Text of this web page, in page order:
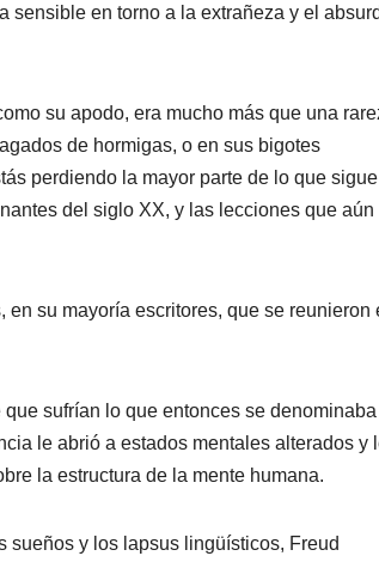
sensible en torno a la extrañeza y el
su apodo, era mucho más que una
de hormigas, o en sus bigotes
perdiendo la mayor parte de lo que sigue
del siglo XX, y las lecciones que aún
su mayoría escritores, que se reunieron
sufrían lo que entonces se denominaba
le abrió a estados mentales alterados y
la estructura de la mente humana.
sueños y los lapsus lingüísticos, Freud